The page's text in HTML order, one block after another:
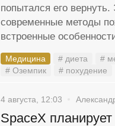
попытался его
современные методы
встроенные
Медицина # диета #
# Оземпик
# похудение
4 августа, 12:03
SpaceX